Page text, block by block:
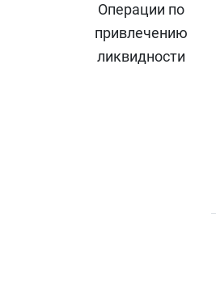
Операции по
привлечению
ликвидности